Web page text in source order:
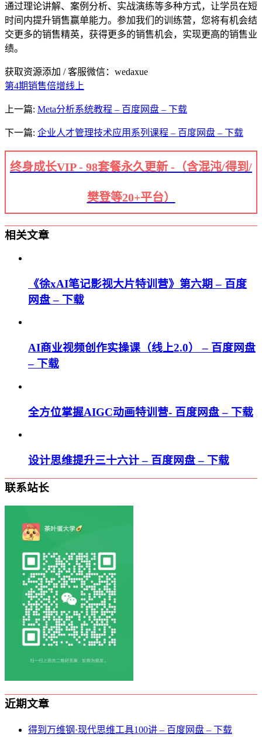
通过理论讲解、案例分析、实战演练等多种方式，让学员在短
时间内提升销售赢单能力。参加我们的训练营，您将有机会结
交更多的销售精英，获得更多的销售机会，实现更高的销售业
绩。
获取资源添加 / 客服微信：wedaxue
第4期销售倍增线上
上一篇: Meta分析系统教程 – 百度网盘 – 下载
下一篇: 企业人才管理技术应用系列课程 – 百度网盘 – 下载
终身成长VIP - 98套餐永久更新 -（含混沌/得到/
樊登等20+平台）
相关文章
《徐xAI笔记影视大片特训营》第六期 – 百度
网盘 – 下载
AI商业视频创作实操课（线上2.0） – 百度网盘
– 下载
全方位掌握AIGC动画特训营- 百度网盘 – 下载
设计思维提升三十六计 – 百度网盘 – 下载
联系站长
近期文章
得到万维钢·现代思维⼯具100讲 – 百度网盘 – 下载